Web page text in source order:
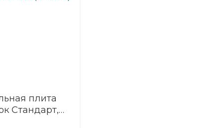
плита
Стандарт,
мм (4